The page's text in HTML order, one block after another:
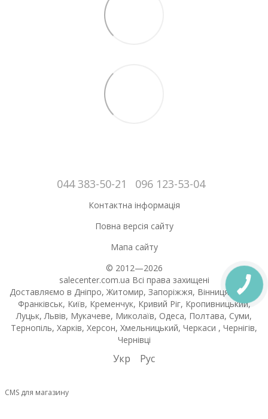
044 383-50-21 096 123-53-04
Контактна інформація
Повна версія сайту
Мапа сайту
© 2012—2026
salecenter.com.ua Всі права захищені
Доставляємо в Дніпро, Житомир, Запоріжжя, Вінниця, Івано-
Франківськ, Київ, Кременчук, Кривий Ріг, Кропивницький,
Луцьк, Львів, Мукачеве, Миколаїв, Одеса, Полтава, Суми,
Тернопіль, Харків, Херсон, Хмельницький, Черкаси , Чернігів,
Чернівці
Укр Рус
CMS для магазину